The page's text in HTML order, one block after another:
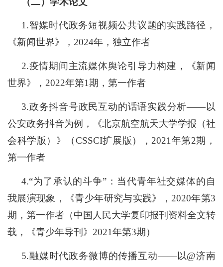
1.智媒时代政务短视频公共议题的实践路径，
《新闻世界》， 2024年，独立作者
2.疫情期间主流媒体舆论引导力构建，《新闻
世界》，2022年第1期，第一作者
3.政务抖音号政民互动的话语实践分析——以
公安政务抖音为例，《北京航空航天大学学报（社
会科学版 ）》（CSSCI扩展版） ， 2021年第2期，
第一作者
4.“为了承认的斗争”：当代青年社交媒体的自
我展演现象，《青少年研究与实践》，2020年第3
期，第一作者（中国人民大学复印报刊资料全文转
载，《青少年导刊》2021年第3期）
5.融媒时代政务微博的传播互动——以@济南